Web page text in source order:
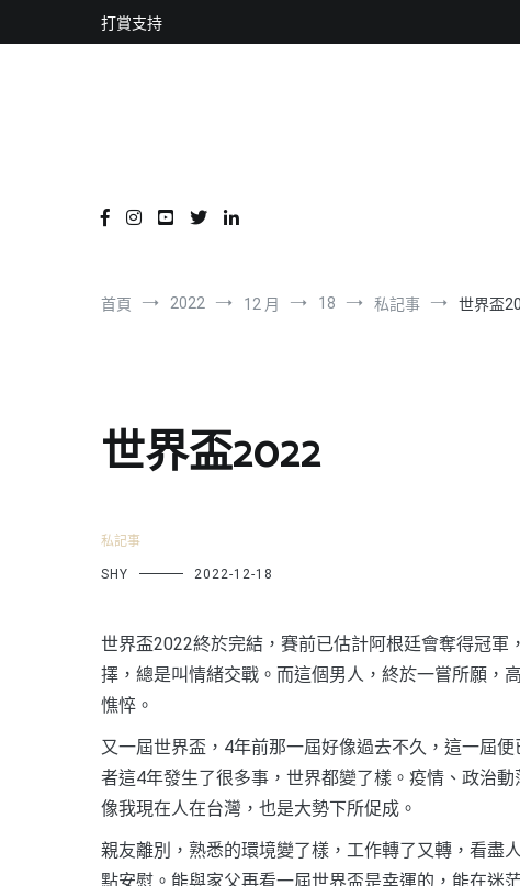
到
打賞支持
首頁 2022 12 月 18 私記事 世界盃
世界盃2022
私記事
SHY 2022-12-18
世界盃2022終於完結，賽前已估計阿根廷會奪得冠
擇，總是叫情緒交戰。而這個男人，終於一嘗所願，
憔悴。
又一屆世界盃，4年前那一屆好像過去不久，這一屆
者這4年發生了很多事，世界都變了樣。疫情、政治
像我現在人在台灣，也是大勢下所促成。
親友離別，熟悉的環境變了樣，工作轉了又轉，看盡
點安慰。能與家父再看一屆世界盃是幸運的，能在迷